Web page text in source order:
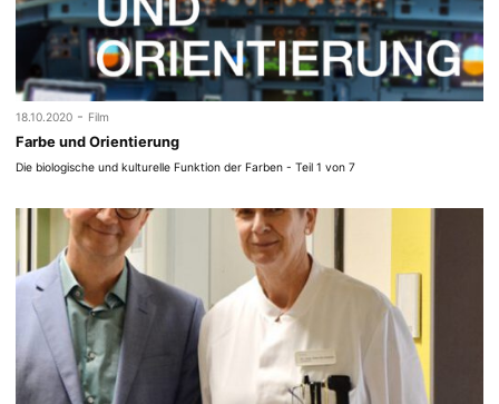
18.10.2020 - Film
Farbe und Orientierung
Die biologische und kulturelle Funktion der Farben - Teil 1 von 7